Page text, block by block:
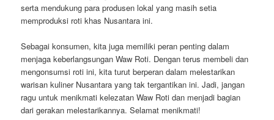
serta mendukung para produsen lokal yang masih setia
memproduksi roti khas Nusantara ini.
Sebagai konsumen, kita juga memiliki peran penting dalam
menjaga keberlangsungan Waw Roti. Dengan terus membeli dan
mengonsumsi roti ini, kita turut berperan dalam melestarikan
warisan kuliner Nusantara yang tak tergantikan ini. Jadi, jangan
ragu untuk menikmati kelezatan Waw Roti dan menjadi bagian
dari gerakan melestarikannya. Selamat menikmati!